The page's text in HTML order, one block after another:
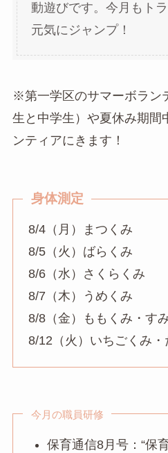
動遊びです。今月もト
元気にジャンプ！
※第一学区のサマーボラン
生と中学生）や夏休み期間
ンティアにきます！
身体測定
8/4（月）まつくみ
8/5（火）ばらくみ
8/6（水）さくらくみ
8/7（木）うめくみ
8/8（金）ももくみ・す
8/12（火）いちごくみ
今月の職員研修
保育通信8月号：“保